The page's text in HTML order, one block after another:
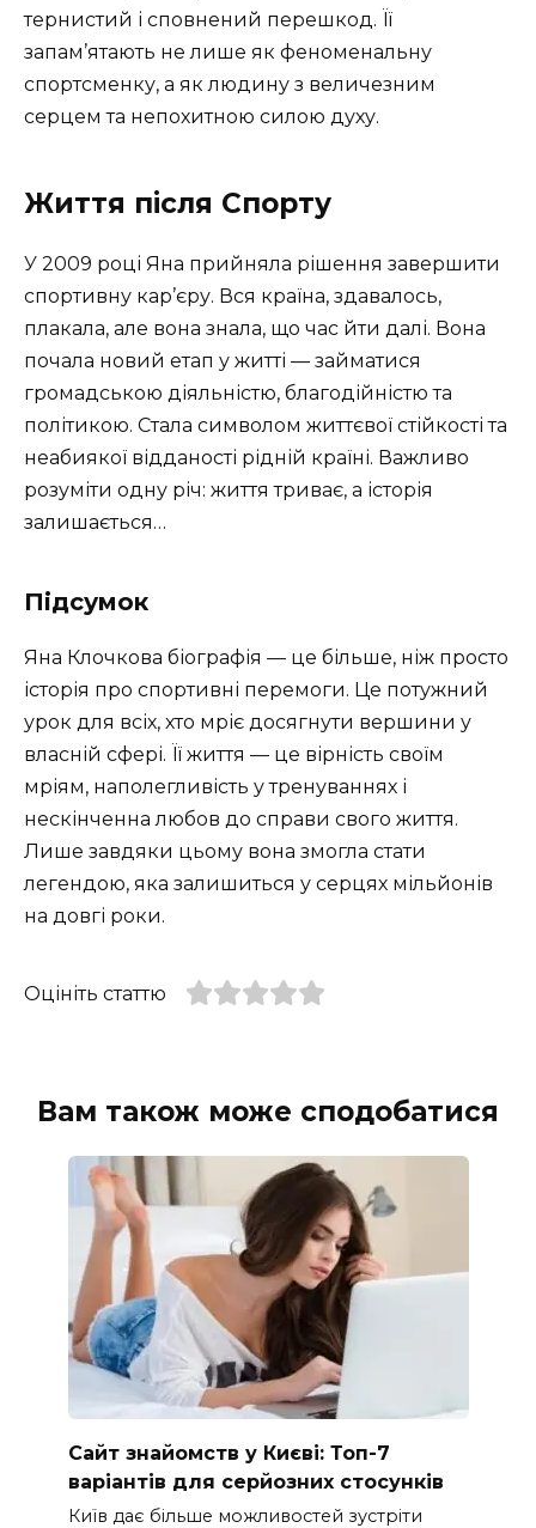
тернистий і сповнений перешкод. Її
запам’ятають не лише як феноменальну
спортсменку, а як людину з величезним
серцем та непохитною силою духу.
Життя після Спорту
У 2009 році Яна прийняла рішення завершити
спортивну кар’єру. Вся країна, здавалось,
плакала, але вона знала, що час йти далі. Вона
почала новий етап у житті — займатися
громадською діяльністю, благодійністю та
політикою. Стала символом життєвої стійкості та
неабиякої відданості рідній країні. Важливо
розуміти одну річ: життя триває, а історія
залишається…
Підсумок
Яна Клочкова біографія — це більше, ніж просто
історія про спортивні перемоги. Це потужний
урок для всіх, хто мріє досягнути вершини у
власній сфері. Її життя — це вірність своїм
мріям, наполегливість у тренуваннях і
нескінченна любов до справи свого життя.
Лише завдяки цьому вона змогла стати
легендою, яка залишиться у серцях мільйонів
на довгі роки.
Оцініть статтю
Вам також може сподобатися
Сайт знайомств у Києві: Топ-7
варіантів для серйозних стосунків
Київ дає більше можливостей зустріти